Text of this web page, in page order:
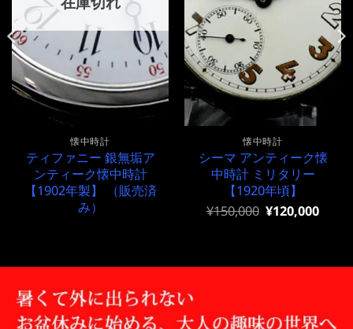
懐中時計
ティファニー 銀無垢ア
ンティーク懐中時計
【1902年製】 （販売済
み）
懐中時計
シーマ アンティーク懐
中時計 ミリタリー
【1920年頃】
元
¥150,000 現
す。
¥120,000